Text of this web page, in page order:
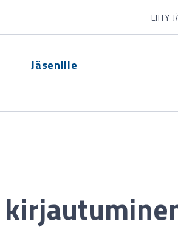
LIITY
Jäsenille